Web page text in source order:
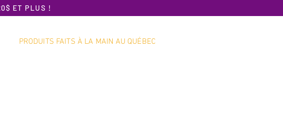
ET PLUS !
PRODUITS FAITS À LA MAIN AU QUÉBEC